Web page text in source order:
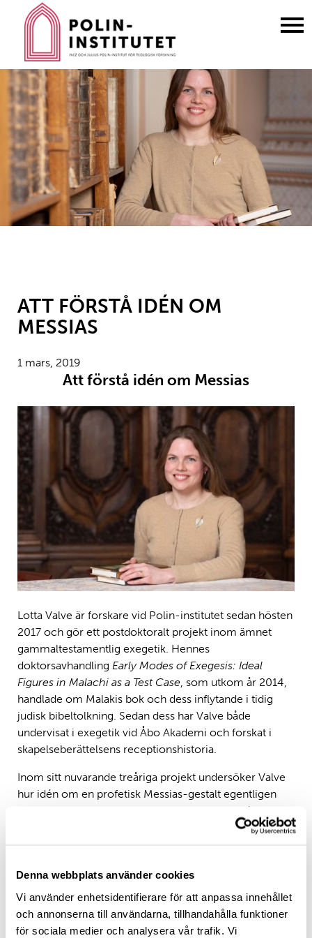
Denna webbplats använder cookies
Vi använder enhetsidentifierare för att anpassa innehållet
och annonserna till användarna, tillhandahålla funktioner
för sociala medier och analysera vår trafik. Vi
ATT FÖRSTÅ IDÉN OM
MESSIAS
1 mars, 2019
Att förstå idén om Messias
Lotta Valve är forskare vid Polin-institutet sedan hösten
2017 och gör ett postdoktoralt projekt inom ämnet
gammaltestamentlig exegetik. Hennes
doktorsavhandling Early Modes of Exegesis: Ideal
Figures in Malachi as a Test Case, som utkom år 2014,
handlade om Malakis bok och dess inflytande i tidig
judisk bibeltolkning. Sedan dess har Valve både
undervisat i exegetik vid Åbo Akademi och forskat i
skapelseberättelsens receptionshistoria.
Inom sitt nuvarande treåriga projekt undersöker Valve
hur idén om en profetisk Messias-gestalt egentligen
uppstod i andra templets judendom. Denna idé känner
vi igen inte bara från Nya Testamentet, utan också från
funderingar hade en avgörande del i den här
processen.
Antikens bibeltolkare tänkte annorlunda